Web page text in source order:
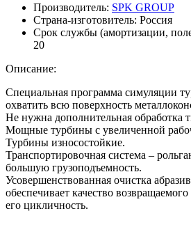
Производитель: SPK GROUP
Страна-изготовитель: Россия
Срок службы (амортизации,
20
Описание:
Специальная программа симуляции
охватить всю поверхность
Не нужна дополнительная обработка
Мощные турбины с увеличенной
Турбины износостойкие.
Транспортировочная система –
большую грузоподъемность.
Усовершенствованная очистка
обеспечивает качество
его цикличность.